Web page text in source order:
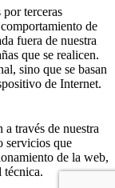
por terceras
de
fuera de nuestra
que se realicen.
sino que se basan
de Internet.
través de nuestra
servicios que
de la web,
técnica.